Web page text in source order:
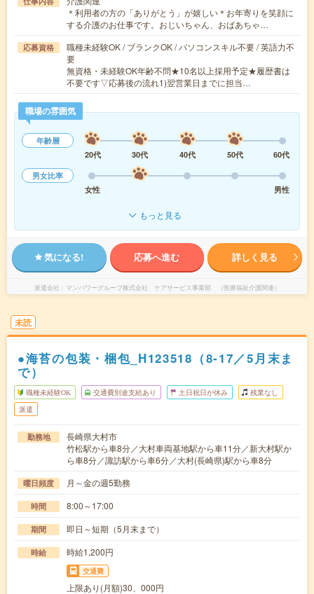
＊利用者の方の「ありがとう」が嬉しい＊お年寄りを笑顔に
する介護のお仕事です。おじいちゃん、おばあちゃ…
応募資格
職種未経験OK / ブランクOK / パソコンスキル不要 / 英語力不
要
無資格・未経験OK年齢不問★10名以上採用予定★履歴書は
不要です▽応募後の流れ1)翌営業日までに担当…
職場の雰囲気
年齢層
20代
30代 40代 50代
60代
男女比率
女性
男性
もっと見る
気になる! 応募へ進む 詳しく見る
派遣会社 マンパワーグループ株式会社 ケアサービス事業部 （医療福祉介護関連）
未読
●海苔の包装・梱包_H123518（8-17／5月末ま
で）
職種未経験OK 交通費別途支給あり 土日祝日が休み 残業なし
派遣
勤務地
長崎県大村市
竹松駅から車8分／大村車両基地駅から車11分／新大村駅か
ら車8分／諏訪駅から車6分／大村(長崎県)駅から車8分
曜日頻度 月～金の週5勤務
時間 8:00～17:00
期間 即日～短期（5月末まで）
時給 時給1,200円
交通費
上限あり(月額)30、000円